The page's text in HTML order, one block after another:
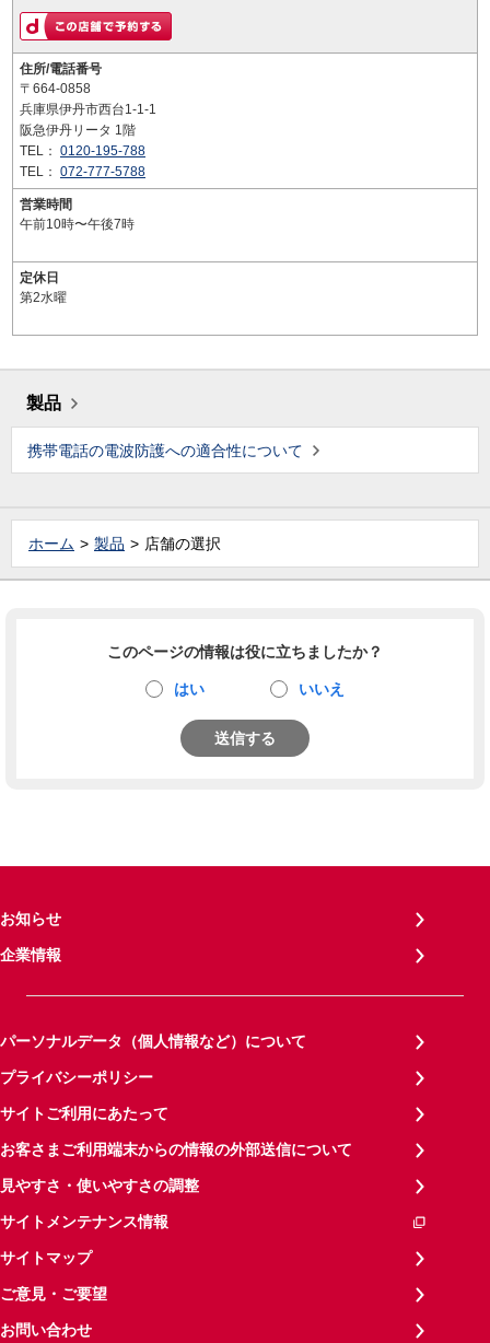
住所/電話番号
〒664-0858
兵庫県伊丹市西台1-1-1
阪急伊丹リータ 1階
TEL： 0120-195-788
TEL： 072-777-5788
営業時間
午前10時〜午後7時
定休日
第2水曜
製品
携帯電話の電波防護への適合性について
ホーム 製品 店舗の選択
このページの情報は役に立ちましたか？
はい いいえ
送信する
お知らせ
企業情報
パーソナルデータ（個人情報など）について
プライバシーポリシー
サイトご利用にあたって
お客さまご利用端末からの情報の外部送信について
見やすさ・使いやすさの調整
サイトメンテナンス情報
サイトマップ
ご意見・ご要望
お問い合わせ